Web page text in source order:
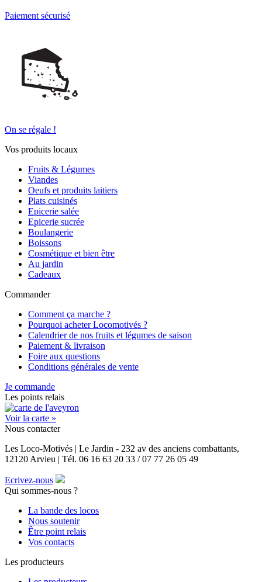
Paiement sécurisé
On se régale !
Vos produits locaux
Fruits & Légumes
Viandes
Oeufs et produits laitiers
Plats cuisinés
Epicerie salée
Epicerie sucrée
Boulangerie
Boissons
Cosmétique et bien être
Au jardin
Cadeaux
Commander
Comment ça marche ?
Pourquoi acheter Locomotivés ?
Calendrier de nos fruits et légumes de saison
Paiement & livraison
Foire aux questions
Conditions générales de vente
Je commande
Les points relais
Voir la carte »
Nous contacter
Les Loco-Motivés | Le Jardin - 232 av des anciens combattants,
12120 Arvieu | Tél. 06 16 63 20 33 / 07 77 26 05 49
Ecrivez-nous
Qui sommes-nous ?
La bande des locos
Nous soutenir
Être point relais
Vos contacts
Les producteurs